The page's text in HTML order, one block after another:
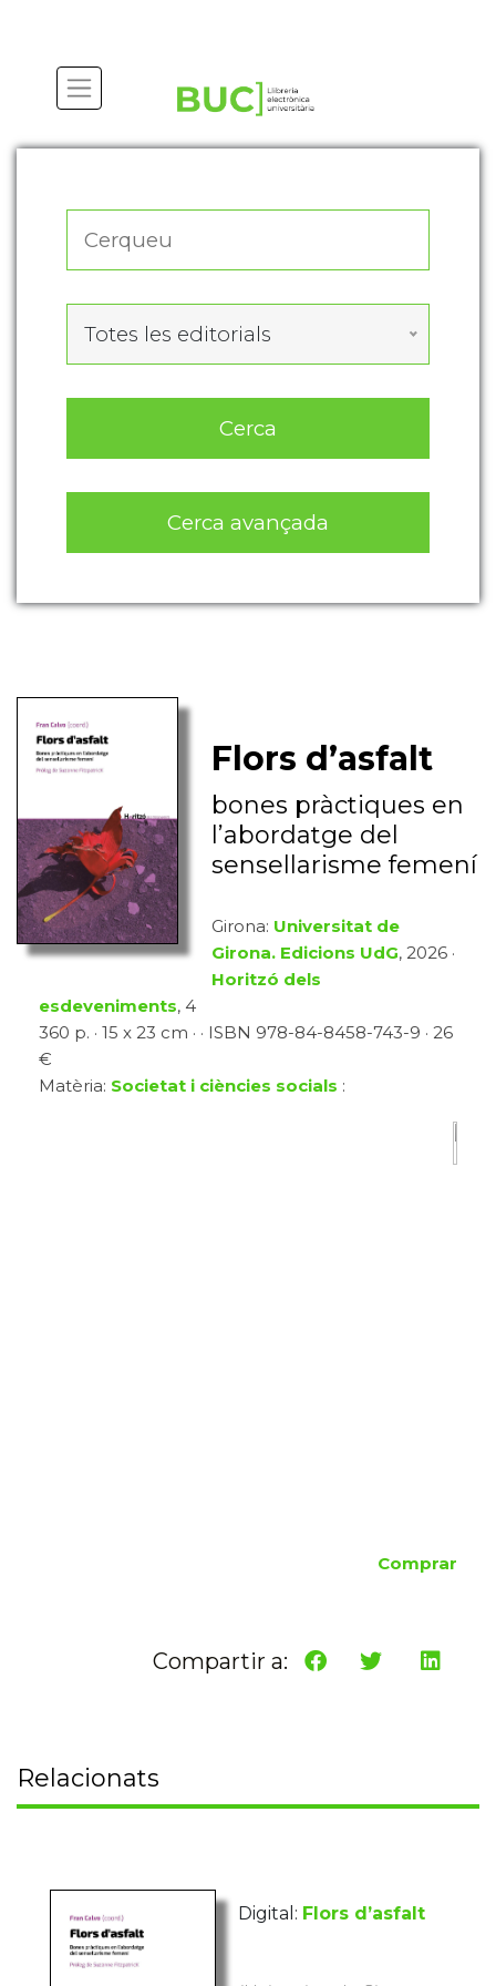
Totes les editorials
Cerca
Cerca avançada
Flors d’asfalt
bones pràctiques en
l’abordatge del
sensellarisme femení
Girona: Universitat de
Girona. Edicions UdG, 2026 ·
Horitzó dels
esdeveniments, 4
360 p. · 15 x 23 cm · · ISBN 978-84-8458-743-9 · 26
€
Matèria: Societat i ciències socials :
Comprar
Compartir a:
Relacionats
Digital: Flors d’asfalt